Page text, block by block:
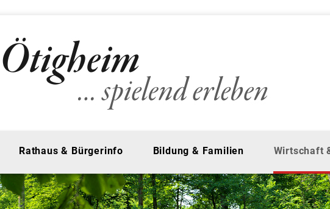
Rathaus & Bürgerinfo Bildung & Familien Wirtschaft